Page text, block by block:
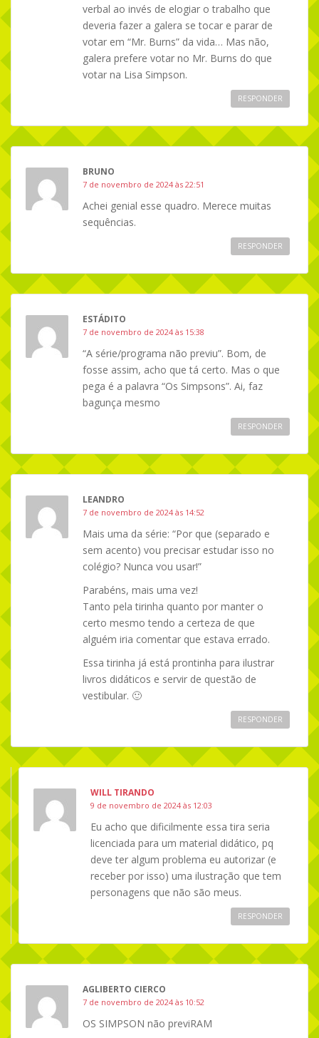
verbal ao invés de elogiar o trabalho que
deveria fazer a galera se tocar e parar de
votar em “Mr. Burns” da vida… Mas não,
galera prefere votar no Mr. Burns do que
votar na Lisa Simpson.
RESPONDER
BRUNO
7 de novembro de 2024 às 22:51
Achei genial esse quadro. Merece muitas
sequências.
RESPONDER
ESTÁDITO
7 de novembro de 2024 às 15:38
“A série/programa não previu”. Bom, de
fosse assim, acho que tá certo. Mas o que
pega é a palavra “Os Simpsons”. Ai, faz
bagunça mesmo
RESPONDER
LEANDRO
7 de novembro de 2024 às 14:52
Mais uma da série: “Por que (separado e
sem acento) vou precisar estudar isso no
colégio? Nunca vou usar!”
Parabéns, mais uma vez!
Tanto pela tirinha quanto por manter o
certo mesmo tendo a certeza de que
alguém iria comentar que estava errado.
Essa tirinha já está prontinha para ilustrar
livros didáticos e servir de questão de
vestibular. 🙂
RESPONDER
WILL TIRANDO
9 de novembro de 2024 às 12:03
Eu acho que dificilmente essa tira seria
licenciada para um material didático, pq
deve ter algum problema eu autorizar (e
receber por isso) uma ilustração que tem
personagens que não são meus.
RESPONDER
AGLIBERTO CIERCO
7 de novembro de 2024 às 10:52
OS SIMPSON não previRAM